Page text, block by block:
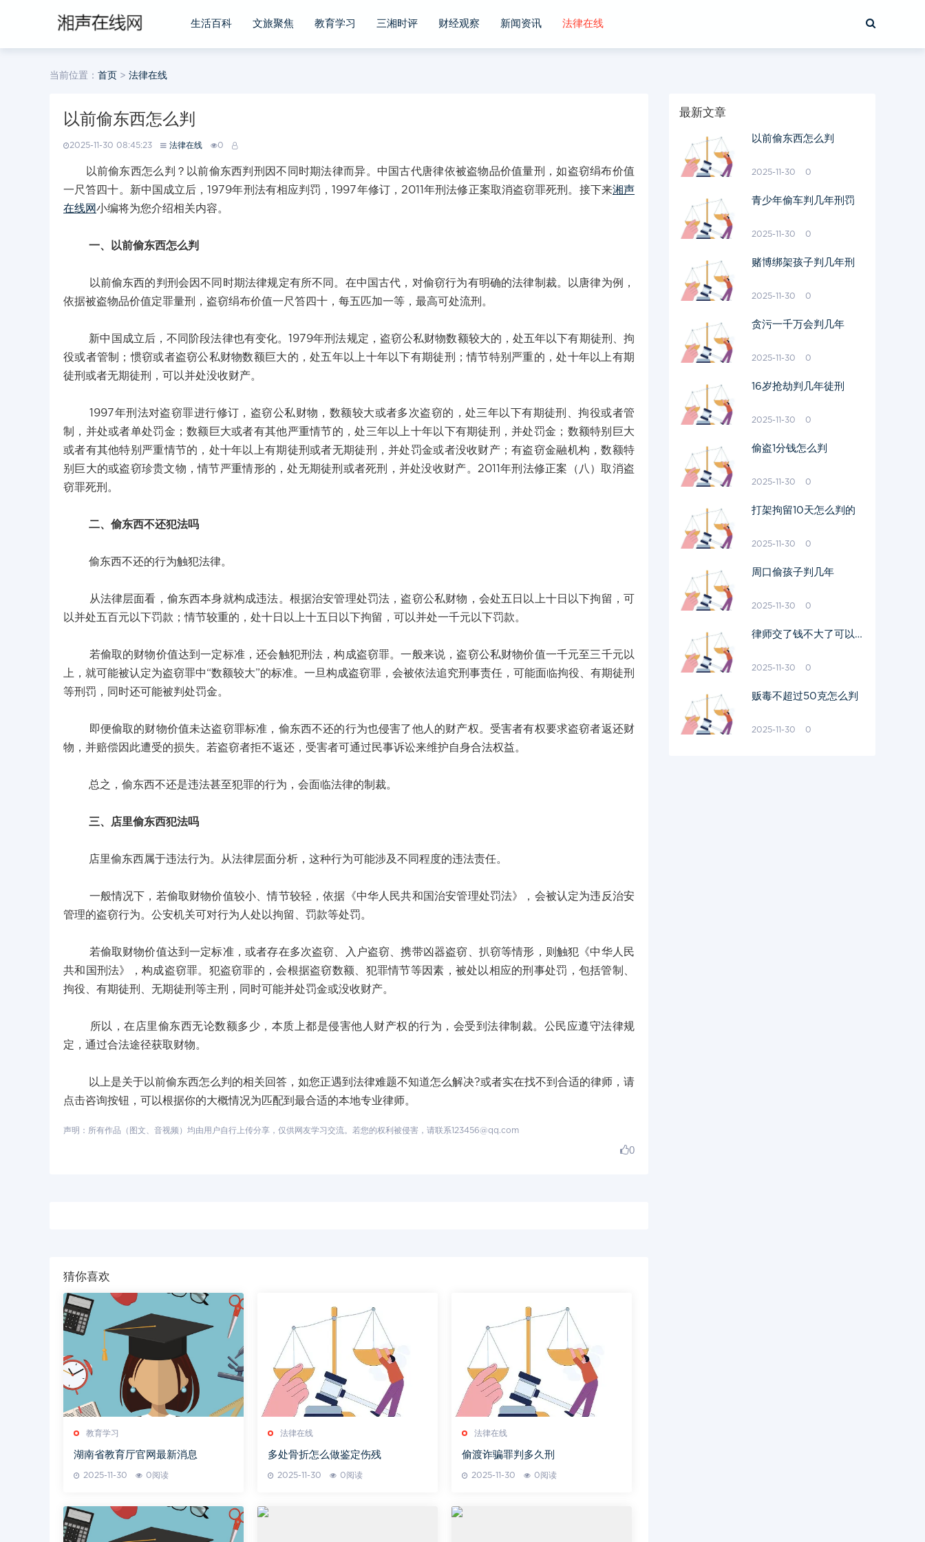
生活百科 文旅聚焦 教育学习 三湘时评 财经观察 新闻资讯 法律在线
当前位置： 首页 > 法律在线
以前偷东西怎么判
2025-11-30 08:45:23 法律在线 0
以前偷东西怎么判？以前偷东西判刑因不同时期法律而异。中国古代唐律依被盗物品价值量刑，如盗窃绢布价值
一尺笞四十。新中国成立后，1979年刑法有相应判罚，1997年修订，2011年刑法修正案取消盗窃罪死刑。接下来湘声
在线网小编将为您介绍相关内容。
一、以前偷东西怎么判
以前偷东西的判刑会因不同时期法律规定有所不同。在中国古代，对偷窃行为有明确的法律制裁。以唐律为例，
依据被盗物品价值定罪量刑，盗窃绢布价值一尺笞四十，每五匹加一等，最高可处流刑。
新中国成立后，不同阶段法律也有变化。1979年刑法规定，盗窃公私财物数额较大的，处五年以下有期徒刑、拘
役或者管制；惯窃或者盗窃公私财物数额巨大的，处五年以上十年以下有期徒刑；情节特别严重的，处十年以上有期
徒刑或者无期徒刑，可以并处没收财产。
1997年刑法对盗窃罪进行修订，盗窃公私财物，数额较大或者多次盗窃的，处三年以下有期徒刑、拘役或者管
制，并处或者单处罚金；数额巨大或者有其他严重情节的，处三年以上十年以下有期徒刑，并处罚金；数额特别巨大
或者有其他特别严重情节的，处十年以上有期徒刑或者无期徒刑，并处罚金或者没收财产；有盗窃金融机构，数额特
别巨大的或盗窃珍贵文物，情节严重情形的，处无期徒刑或者死刑，并处没收财产。2011年刑法修正案（八）取消盗
窃罪死刑。
二、偷东西不还犯法吗
偷东西不还的行为触犯法律。
从法律层面看，偷东西本身就构成违法。根据治安管理处罚法，盗窃公私财物，会处五日以上十日以下拘留，可
以并处五百元以下罚款；情节较重的，处十日以上十五日以下拘留，可以并处一千元以下罚款。
若偷取的财物价值达到一定标准，还会触犯刑法，构成盗窃罪。一般来说，盗窃公私财物价值一千元至三千元以
上，就可能被认定为盗窃罪中“数额较大”的标准。一旦构成盗窃罪，会被依法追究刑事责任，可能面临拘役、有期徒刑
等刑罚，同时还可能被判处罚金。
即便偷取的财物价值未达盗窃罪标准，偷东西不还的行为也侵害了他人的财产权。受害者有权要求盗窃者返还财
物，并赔偿因此遭受的损失。若盗窃者拒不返还，受害者可通过民事诉讼来维护自身合法权益。
总之，偷东西不还是违法甚至犯罪的行为，会面临法律的制裁。
三、店里偷东西犯法吗
店里偷东西属于违法行为。从法律层面分析，这种行为可能涉及不同程度的违法责任。
一般情况下，若偷取财物价值较小、情节较轻，依据《中华人民共和国治安管理处罚法》，会被认定为违反治安
管理的盗窃行为。公安机关可对行为人处以拘留、罚款等处罚。
若偷取财物价值达到一定标准，或者存在多次盗窃、入户盗窃、携带凶器盗窃、扒窃等情形，则触犯《中华人民
共和国刑法》，构成盗窃罪。犯盗窃罪的，会根据盗窃数额、犯罪情节等因素，被处以相应的刑事处罚，包括管制、
拘役、有期徒刑、无期徒刑等主刑，同时可能并处罚金或没收财产。
所以，在店里偷东西无论数额多少，本质上都是侵害他人财产权的行为，会受到法律制裁。公民应遵守法律规
定，通过合法途径获取财物。
以上是关于以前偷东西怎么判的相关回答，如您正遇到法律难题不知道怎么解决?或者实在找不到合适的律师，请
点击咨询按钮，可以根据你的大概情况为匹配到最合适的本地专业律师。
声明：所有作品（图文、音视频）均由用户自行上传分享，仅供网友学习交流。若您的权利被侵害，请联系123456@qq.com
0
猜你喜欢
教育学习
湖南省教育厅官网最新消息
2025-11-30 0阅读
法律在线
多处骨折怎么做鉴定伤残
2025-11-30 0阅读
法律在线
偷渡诈骗罪判多久刑
2025-11-30 0阅读
最新文章
以前偷东西怎么判
2025-11-30 0
青少年偷车判几年刑罚
2025-11-30 0
赌博绑架孩子判几年刑
2025-11-30 0
贪污一千万会判几年
2025-11-30 0
16岁抢劫判几年徒刑
2025-11-30 0
偷盗1分钱怎么判
2025-11-30 0
打架拘留10天怎么判的
2025-11-30 0
周口偷孩子判几年
2025-11-30 0
律师交了钱不大了可以把
2025-11-30 0
贩毒不超过50克怎么判
2025-11-30 0